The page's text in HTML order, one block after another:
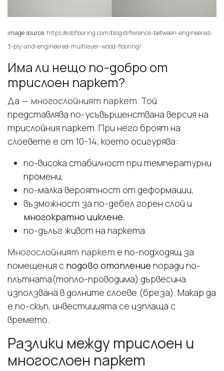
image source:https://esbflooring.com/blog/difference-between-engineered-
3-ply-and-engineered-multilayer-wood-flooring/
Има ли нещо по-добро от
трислоен паркет?
Да — многослойният паркет. Той
представлява по-усъвършенствана версия на
трислойния паркет. При него броят на
слоевете е от 10-14, което осигурява:
по-висока стабилност при температурни
промени,
по-малка вероятност от деформации,
възможност за по-дебел горен слой и
многократно циклене,
по-дълъг живот на паркета.
Многослойният паркет е по-подходящ за
помещения с подово отопление поради по-
плътната(топло-проводима) дървесина
използвана в долните слоеве (бреза). Макар да
е по-скъп, инвестицията се изплаща с
времето.
Разлики между трислоен и
многослоен паркет